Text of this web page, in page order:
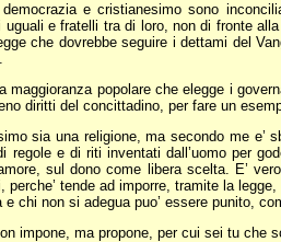
e cristianesimo sono
e fratelli tra di loro, non di fronte
che dovrebbe seguire i dettami del
maggioranza popolare che elegge i
diritti del concittadino, per fare un
sia una religione, ma secondo me e’
regole e di riti inventati dall’uomo per
sul dono come libera scelta. E’
perche’ tende ad imporre, tramite la
chi non si adegua puo’ essere punito,
impone, ma propone, per cui sei tu che